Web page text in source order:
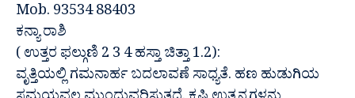
Mob. 93534 88403
ಕನ್ಯಾ ರಾಶಿ
( ಉತ್ತರ ಫಲ್ಗುಣಿ 2 3 4 ಹಸ್ತಾ ಚಿತ್ತಾ 1.2):
ವೃತ್ತಿಯಲ್ಲಿ ಗಮನಾರ್ಹ ಬದಲಾವಣೆ ಸಾಧ್ಯತೆ. ಹಣ ಹುಡುಗಿಯ